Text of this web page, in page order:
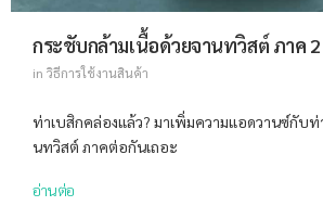
กระชับกล้ามเนื้อด้วยจานทวิสต์ ภาค 2
in วิธีการใช้งานสินค้า
ท่าเบสิกคล่องแล้ว? มาเพิ่มความแอดวานซ์กับ
นทวิสต์ ภาคต่อกันเถอะ
อ่านต่อ